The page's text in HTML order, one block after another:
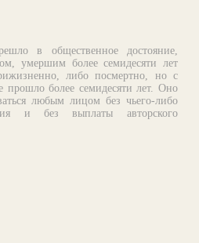
в общественное достояние,
умершим более семидесяти лет
либо посмертно, но с
прошло более семидесяти лет. Оно
любым лицом без чьего-либо
и без выплаты авторского